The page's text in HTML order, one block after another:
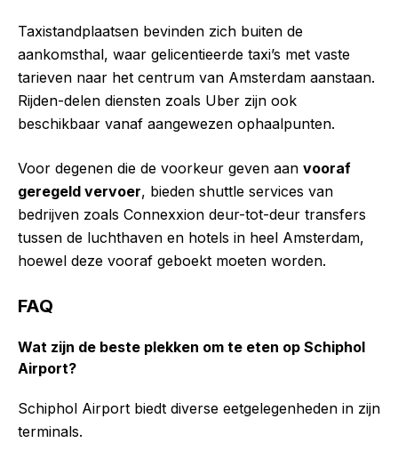
Taxistandplaatsen bevinden zich buiten de
aankomsthal, waar gelicentieerde taxi’s met vaste
tarieven naar het centrum van Amsterdam aanstaan.
Rijden-delen diensten zoals Uber zijn ook
beschikbaar vanaf aangewezen ophaalpunten.
Voor degenen die de voorkeur geven aan vooraf
geregeld vervoer, bieden shuttle services van
bedrijven zoals Connexxion deur-tot-deur transfers
tussen de luchthaven en hotels in heel Amsterdam,
hoewel deze vooraf geboekt moeten worden.
FAQ
Wat zijn de beste plekken om te eten op Schiphol
Airport?
Schiphol Airport biedt diverse eetgelegenheden in zijn
terminals.